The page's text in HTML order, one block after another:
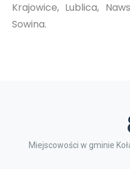
Krajowice, Lublica,
Sowina.
Miejscowości w gminie